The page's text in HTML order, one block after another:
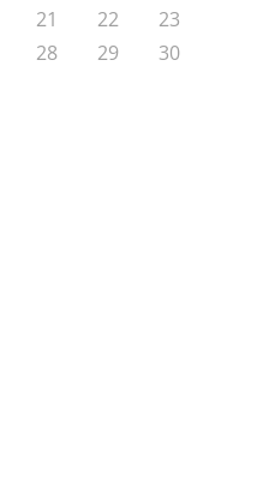
21 22
23
28 29
30